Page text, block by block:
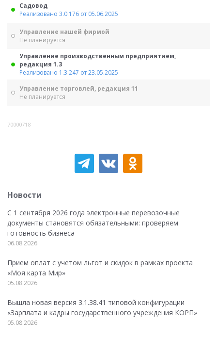
Садовод
Реализовано 3.0.176 от 05.06.2025
Управление нашей фирмой
Не планируется
Управление производственным предприятием,
редакция 1.3
Реализовано 1.3.247 от 23.05.2025
Управление торговлей, редакция 11
Не планируется
70000718
Новости
С 1 сентября 2026 года электронные перевозочные
документы становятся обязательными: проверяем
готовность бизнеса
06.08.2026
Прием оплат с учетом льгот и скидок в рамках проекта
«Моя карта Мир»
05.08.2026
Вышла новая версия 3.1.38.41 типовой конфигурации
«Зарплата и кадры государственного учреждения КОРП»
05.08.2026